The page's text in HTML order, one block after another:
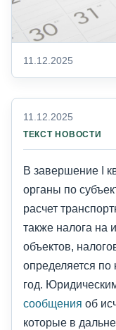
11.12.2025
11.12.2025
ТЕКСТ НОВОСТИ
В завершение I
органы по
расчет
также налога на
объектов,
определяется по
год.
сообщения об
которые в